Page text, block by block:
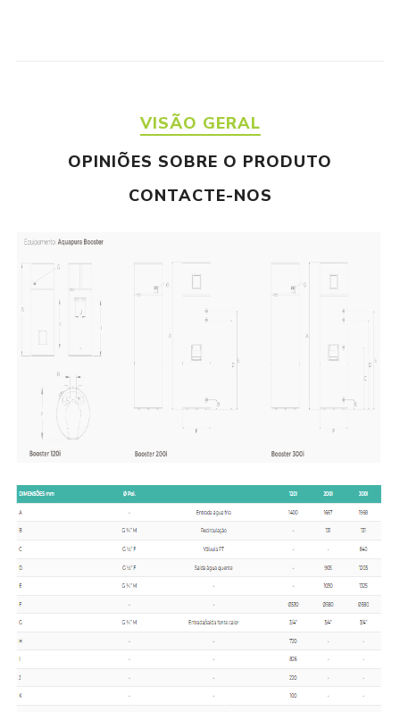
VISÃO GERAL
OPINIÕES SOBRE O PRODUTO
CONTACTE-NOS